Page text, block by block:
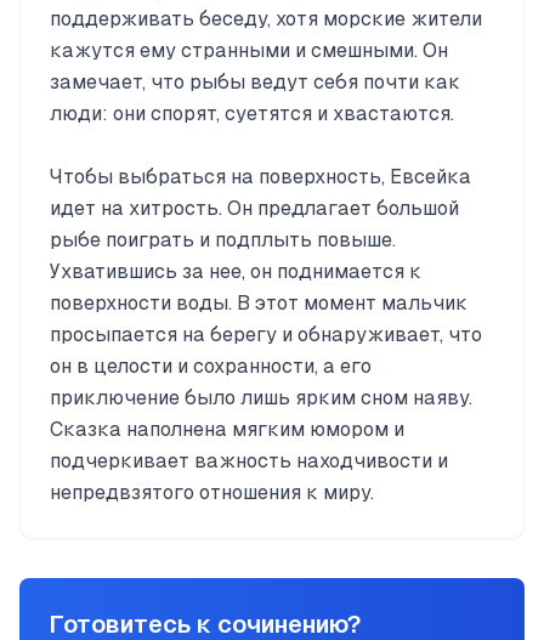
поддерживать беседу, хотя морские жители
кажутся ему странными и смешными. Он
замечает, что рыбы ведут себя почти как
люди: они спорят, суетятся и хвастаются.
Чтобы выбраться на поверхность, Евсейка
идет на хитрость. Он предлагает большой
рыбе поиграть и подплыть повыше.
Ухватившись за нее, он поднимается к
поверхности воды. В этот момент мальчик
просыпается на берегу и обнаруживает, что
он в целости и сохранности, а его
приключение было лишь ярким сном наяву.
Сказка наполнена мягким юмором и
подчеркивает важность находчивости и
непредвзятого отношения к миру.
Готовитесь к сочинению?